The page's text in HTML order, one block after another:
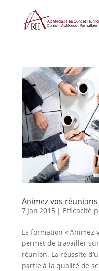
Animez vos
7 Jan 2015 | Efficacité
La formation « Animez
permet de travailler
réunion. La réussite
partie à la qualité de